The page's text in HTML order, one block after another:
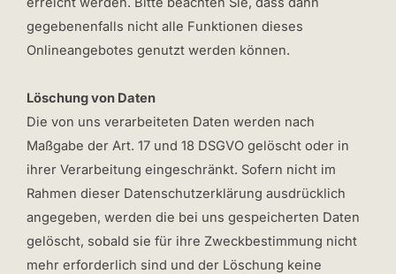
gegebenenfalls nicht alle Funktionen dieses
Onlineangebotes genutzt werden können.
Löschung von Daten
Die von uns verarbeiteten Daten werden nach
Maßgabe der Art. 17 und 18 DSGVO gelöscht oder in
ihrer Verarbeitung eingeschränkt. Sofern nicht im
Rahmen dieser Datenschutzerklärung ausdrücklich
angegeben, werden die bei uns gespeicherten Daten
gelöscht, sobald sie für ihre Zweckbestimmung nicht
mehr erforderlich sind und der Löschung keine